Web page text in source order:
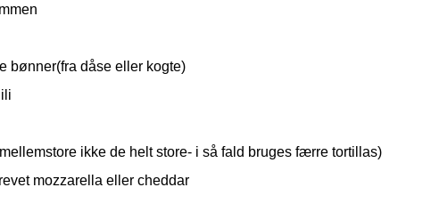
bønner(fra dåse eller kogte)
ikke de helt store- i så fald bruges færre tortillas)
revet mozzarella eller cheddar